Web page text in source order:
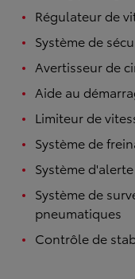
Régulateur de
Système de
Avertisseur de
Aide au
Limiteur de
Système de
Système
Système de
pneumatiques
Contrôle de